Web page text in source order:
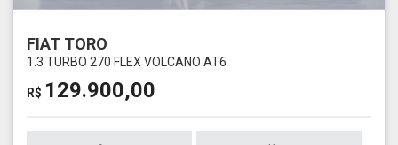
FIAT TORO
1.3 TURBO 270 FLEX VOLCANO AT6
R$ 129.900,00